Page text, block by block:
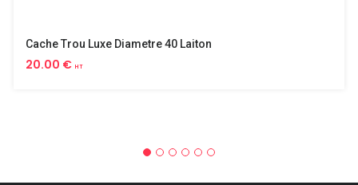
Cache Trou Luxe Diametre 40 Laiton
20.00 € HT